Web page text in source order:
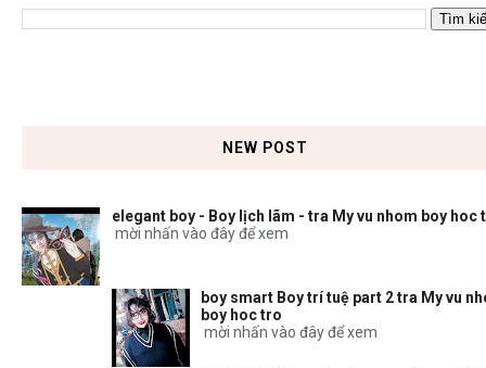
NEW POST
elegant boy - Boy lịch lãm - tra My vu nhom boy hoc
mời nhấn vào đây để xem
boy smart Boy trí tuệ part 2 tra My vu
boy hoc tro
mời nhấn vào đây để xem